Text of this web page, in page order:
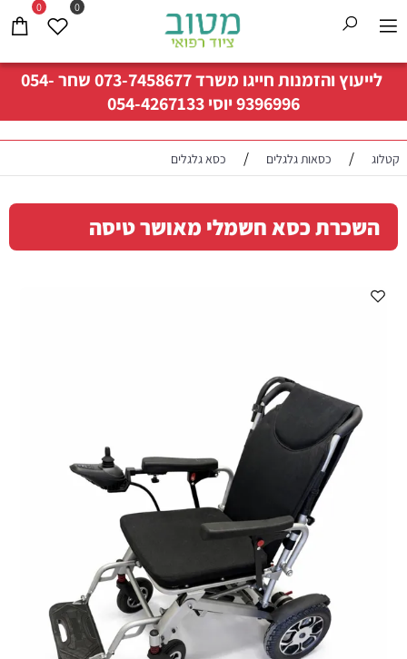
לייעוץ והזמנות חייגו משרד073-7458677שחר054-
9396996יוסי054-4267133
0 0
קטלוג / כסאות גלגלים / כסא גלגלים
השכרת כסא חשמלי מאושר טיסה